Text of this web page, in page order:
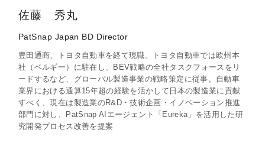
佐藤 秀丸
PatSnap Japan BD Director
豊田通商、トヨタ自動車を経て現職。トヨタ自動車では欧州本
社（ベルギー）に駐在し、BEV戦略の全社タスクフォースをリ
ードするなど、グローバル製造事業の戦略策定に従事。自動車
業界における通算15年超の経験を活かして日本の製造業に貢献
すべく、現在は製造業のR&D・技術企画・イノベーション推進
部門に対し、PatSnap AIエージェント「Eureka」を活用した研
究開発プロセス改善を提案